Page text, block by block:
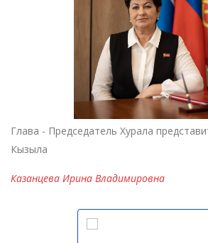
Глава - Председатель Хурала
Кызыла
Казанцева Ирина Владимировна